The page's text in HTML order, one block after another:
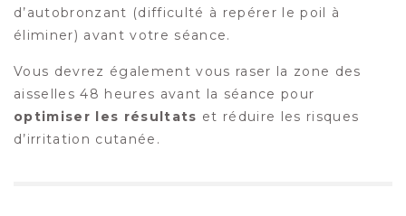
d’autobronzant (difficulté à repérer le poil à
éliminer) avant votre séance.
Vous devrez également vous raser la zone des
aisselles 48 heures avant la séance pour
optimiser les résultats et réduire les risques
d’irritation cutanée.